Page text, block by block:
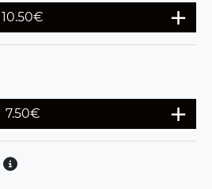
10.50€
7.50€